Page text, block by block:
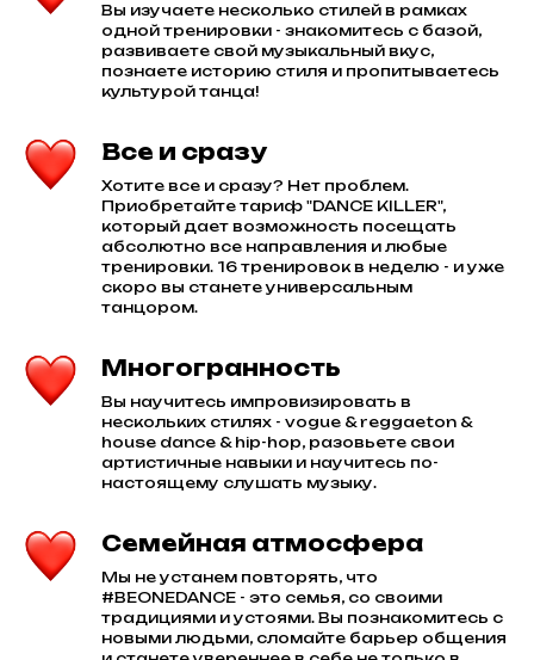
Вы изучаете несколько стилей в рамках
одной тренировки - знакомитесь с базой,
развиваете свой музыкальный вкус,
познаете историю стиля и пропитываетесь
культурой танца!
Все и сразу
Хотите все и сразу? Нет проблем.
Приобретайте тариф "DANCE KILLER",
который дает возможность посещать
абсолютно все направления и любые
тренировки. 16 тренировок в неделю - и уже
скоро вы станете универсальным
танцором.
Многогранность
Вы научитесь импровизировать в
нескольких стилях - vogue & reggaeton &
house dance & hip-hop, разовьете свои
артистичные навыки и научитесь по-
настоящему слушать музыку.
Семейная атмосфера
Мы не устанем повторять, что
#BEONEDANCE - это семья, со своими
традициями и устоями. Вы познакомитесь с
новыми людьми, сломайте барьер общения